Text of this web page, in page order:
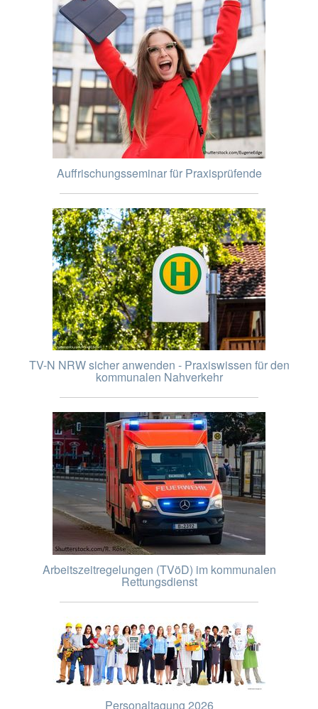
Auffrischungsseminar für Praxisprüfende
TV-N NRW sicher anwenden - Praxiswissen für den
kommunalen Nahverkehr
Arbeitszeitregelungen (TVöD) im kommunalen
Rettungsdienst
Personaltagung 2026